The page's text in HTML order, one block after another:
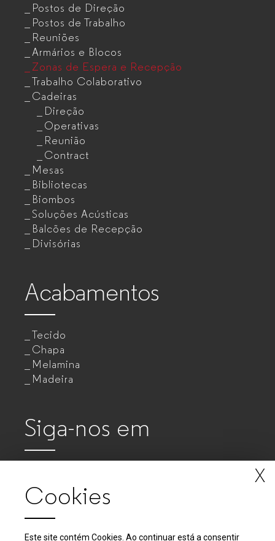
Postos de Direção
Postos de Trabalho
Reuniões
Armários e Blocos
Zonas de Espera e Recepção
Trabalho Colaborativo
Cadeiras
Direção
Operativas
Reunião
Contract
Mesas
Bibliotecas
Biombos
Soluções Acústicas
Balcões de Recepção
Divisórias
Acabamentos
Tecido
Chapa
Melamina
Madeira
Siga-nos em
X
Cookies
Este site contém Cookies. Ao continuar está a consentir